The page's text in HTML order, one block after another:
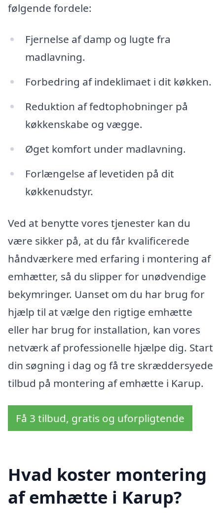
følgende fordele:
Fjernelse af damp og lugte fra
madlavning.
Forbedring af indeklimaet i dit køkken.
Reduktion af fedtophobninger på
køkkenskabe og vægge.
Øget komfort under madlavning.
Forlængelse af levetiden på dit
køkkenudstyr.
Ved at benytte vores tjenester kan du
være sikker på, at du får kvalificerede
håndværkere med erfaring i montering af
emhætter, så du slipper for unødvendige
bekymringer. Uanset om du har brug for
hjælp til at vælge den rigtige emhætte
eller har brug for installation, kan vores
netværk af professionelle hjælpe dig. Start
din søgning i dag og få tre skræddersyede
tilbud på montering af emhætte i Karup.
Få 3 tilbud, gratis og uforpligtende
Hvad koster montering
af emhætte i Karup?